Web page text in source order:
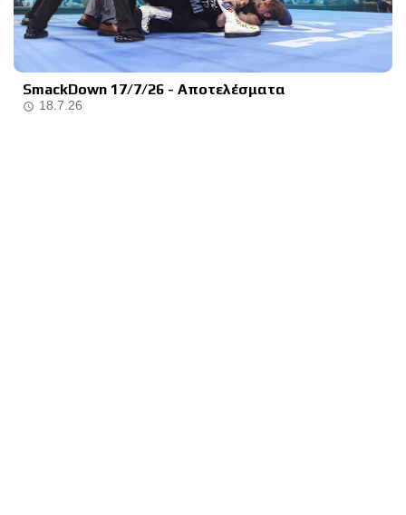
SmackDown 17/7/26 - Αποτελέσματα
18.7.26